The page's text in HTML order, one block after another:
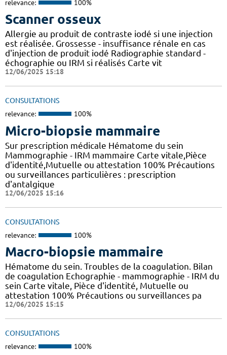
relevance: 100%
Scanner osseux
Allergie au produit de contraste iodé si une injection
est réalisée. Grossesse - insuffisance rénale en cas
d'injection de produit iodé Radiographie standard -
échographie ou IRM si réalisés Carte vit
12/06/2025 15:18
CONSULTATIONS
relevance: 100%
Micro-biopsie mammaire
Sur prescription médicale Hématome du sein
Mammographie - IRM mammaire Carte vitale,Pièce
d'identité,Mutuelle ou attestation 100% Précautions
ou surveillances particulières : prescription
d'antalgique
12/06/2025 15:16
CONSULTATIONS
relevance: 100%
Macro-biopsie mammaire
Hématome du sein. Troubles de la coagulation. Bilan
de coagulation Echographie - mammographie - IRM du
sein Carte vitale, Pièce d'identité, Mutuelle ou
attestation 100% Précautions ou surveillances pa
12/06/2025 15:15
CONSULTATIONS
relevance: 100%